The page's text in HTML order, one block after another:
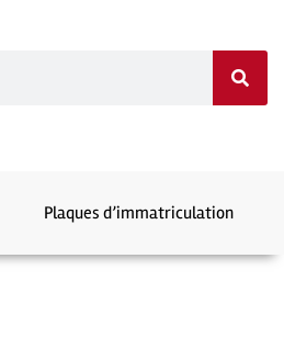
Plaques d’immatriculation